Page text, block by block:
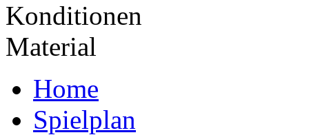
Konditionen
Material
Home
Spielplan